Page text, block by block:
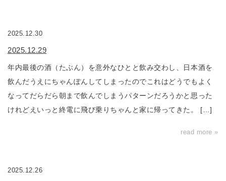
2025.12.30
2025.12.29
年内最後の酒（たぶん）を意外なひとと飲み交わし、日本酒を
飲んだうえにちゃんぽんしてしまったのでこれはどうでもよく
なってだらだら朝まで飲んでしまうパターンだろうかと思った
けれどえいっと終電に飛び乗りちゃんと家に帰ってきた。 […]
read more »
2025.12.26